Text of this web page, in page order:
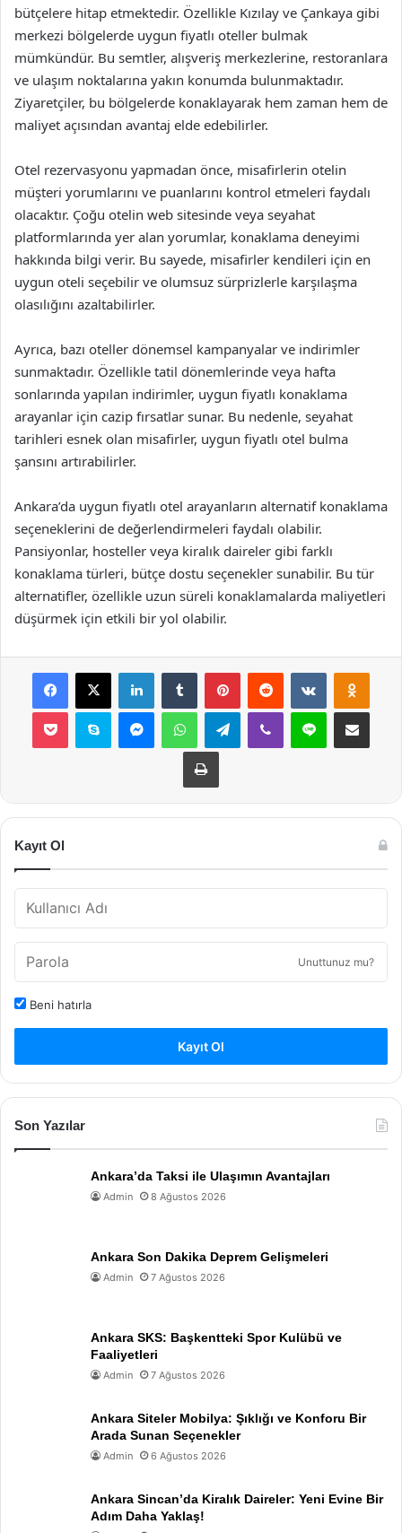
bütçelere hitap etmektedir. Özellikle Kızılay ve Çankaya gibi
merkezi bölgelerde uygun fiyatlı oteller bulmak
mümkündür. Bu semtler, alışveriş merkezlerine, restoranlara
ve ulaşım noktalarına yakın konumda bulunmaktadır.
Ziyaretçiler, bu bölgelerde konaklayarak hem zaman hem de
maliyet açısından avantaj elde edebilirler.
Otel rezervasyonu yapmadan önce, misafirlerin otelin
müşteri yorumlarını ve puanlarını kontrol etmeleri faydalı
olacaktır. Çoğu otelin web sitesinde veya seyahat
platformlarında yer alan yorumlar, konaklama deneyimi
hakkında bilgi verir. Bu sayede, misafirler kendileri için en
uygun oteli seçebilir ve olumsuz sürprizlerle karşılaşma
olasılığını azaltabilirler.
Ayrıca, bazı oteller dönemsel kampanyalar ve indirimler
sunmaktadır. Özellikle tatil dönemlerinde veya hafta
sonlarında yapılan indirimler, uygun fiyatlı konaklama
arayanlar için cazip fırsatlar sunar. Bu nedenle, seyahat
tarihleri esnek olan misafirler, uygun fiyatlı otel bulma
şansını artırabilirler.
Ankara’da uygun fiyatlı otel arayanların alternatif konaklama
seçeneklerini de değerlendirmeleri faydalı olabilir.
Pansiyonlar, hosteller veya kiralık daireler gibi farklı
konaklama türleri, bütçe dostu seçenekler sunabilir. Bu tür
alternatifler, özellikle uzun süreli konaklamalarda maliyetleri
düşürmek için etkili bir yol olabilir.
Facebook
X LinkedInTumblr PinterestReddit VKontakte
Pocket Skype MessengerWhatsAppTelegramViber Line E-Posta ile
Yazdır
Kayıt Ol
Unuttunuz mu?
Beni hatırla
Kayıt Ol
Son Yazılar
Ankara’da Taksi ile Ulaşımın Avantajları
Admin 8 Ağustos 2026
Ankara Son Dakika Deprem Gelişmeleri
Admin 7 Ağustos 2026
Ankara SKS: Başkentteki Spor Kulübü ve
Faaliyetleri
Admin 7 Ağustos 2026
Ankara Siteler Mobilya: Şıklığı ve Konforu Bir
Arada Sunan Seçenekler
Admin 6 Ağustos 2026
Ankara Sincan’da Kiralık Daireler: Yeni Evine Bir
Adım Daha Yaklaş!